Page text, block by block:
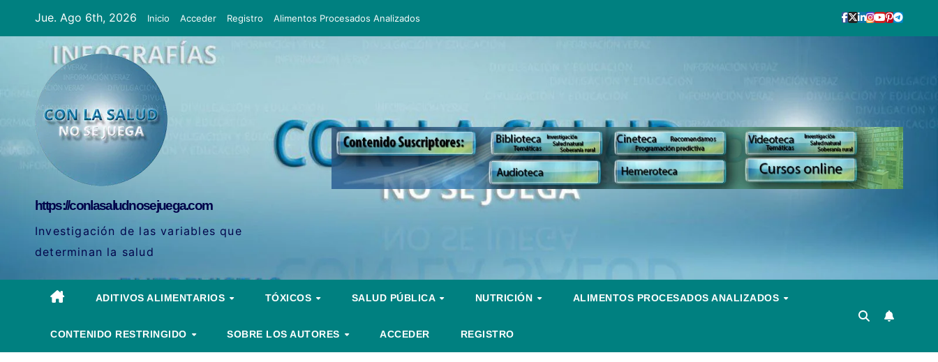
contenido
Jue. Ago 6th, 2026 Inicio Acceder Registro Alimentos Procesados Analizados
https://conlasaludnosejuega.com
Investigación de las variables que
determinan la salud
ADITIVOS ALIMENTARIOS TÓXICOS SALUD PÚBLICA NUTRICIÓN ALIMENTOS PROCESADOS ANALIZADOS
CONTENIDO RESTRINGIDO SOBRE LOS AUTORES ACCEDER REGISTRO